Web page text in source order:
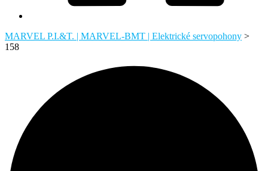
MARVEL P.I.&T. | MARVEL-BMT | Elektrické servopohony >
158